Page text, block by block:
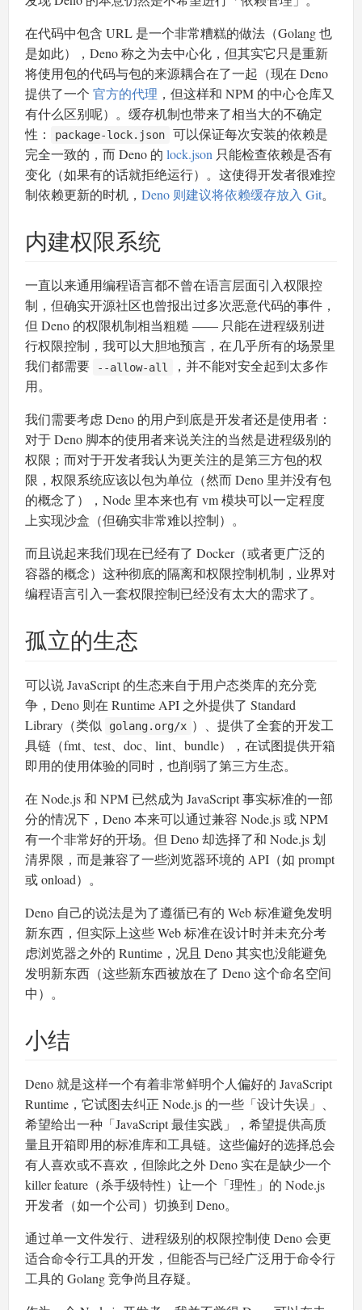
在代码中包含 URL 是一个非常糟糕的做法（Golang 也
是如此），Deno 称之为去中心化，但其实它只是重新
将使用包的代码与包的来源耦合在了一起（现在 Deno
提供了一个 官方的代理 ，但这样和 NPM 的中心仓库又
有什么区别呢）。缓存机制也带来了相当大的不确定
性：
package-lock.json
可以保证每次安装的依赖是
完全一致的，而 Deno 的 lock.json 只能检查依赖是否有
变化（如果有的话就拒绝运行）。这使得开发者很难控
制依赖更新的时机， Deno 则建议将依赖缓存放入 Git。
内建权限系统
一直以来通用编程语言都不曾在语言层面引入权限控
制，但确实开源社区也曾报出过多次恶意代码的事件，
但 Deno 的权限机制相当粗糙 —— 只能在进程级别进
行权限控制，我可以大胆地预言，在几乎所有的场景里
我们都需要
--allow-all
，并不能对安全起到太多作
用。
我们需要考虑 Deno 的用户到底是开发者还是使用者：
对于 Deno 脚本的使用者来说关注的当然是进程级别的
权限；而对于开发者我认为更关注的是第三方包的权
限，权限系统应该以包为单位（然而 Deno 里并没有包
的概念了），Node 里本来也有 vm 模块可以一定程度
上实现沙盒（但确实非常难以控制）。
而且说起来我们现在已经有了 Docker（或者更广泛的
容器的概念）这种彻底的隔离和权限控制机制，业界对
编程语言引入一套权限控制已经没有太大的需求了。
孤立的生态
可以说 JavaScript 的生态来自于用户态类库的充分竞
争，Deno 则在 Runtime API 之外提供了 Standard
Library（类似
golang.org/x ）、提供了全套的开发工
具链（fmt、test、doc、lint、bundle），在试图提供开箱
即用的使用体验的同时，也削弱了第三方生态。
在 Node.js 和 NPM 已然成为 JavaScript 事实标准的一部
分的情况下，Deno 本来可以通过兼容 Node.js 或 NPM
有一个非常好的开场。但 Deno 却选择了和 Node.js 划
清界限，而是兼容了一些浏览器环境的 API（如 prompt
或 onload）。
Deno 自己的说法是为了遵循已有的 Web 标准避免发明
新东西，但实际上这些 Web 标准在设计时并未充分考
虑浏览器之外的 Runtime，况且 Deno 其实也没能避免
发明新东西（这些新东西被放在了 Deno 这个命名空间
中）。
小结
Deno 就是这样一个有着非常鲜明个人偏好的 JavaScript
Runtime，它试图去纠正 Node.js 的一些「设计失误」、
希望给出一种「JavaScript 最佳实践」，希望提供高质
量且开箱即用的标准库和工具链。这些偏好的选择总会
有人喜欢或不喜欢，但除此之外 Deno 实在是缺少一个
killer feature（杀手级特性）让一个「理性」的 Node.js
开发者（如一个公司）切换到 Deno。
通过单一文件发行、进程级别的权限控制使 Deno 会更
适合命令行工具的开发，但能否与已经广泛用于命令行
工具的 Golang 竞争尚且存疑。